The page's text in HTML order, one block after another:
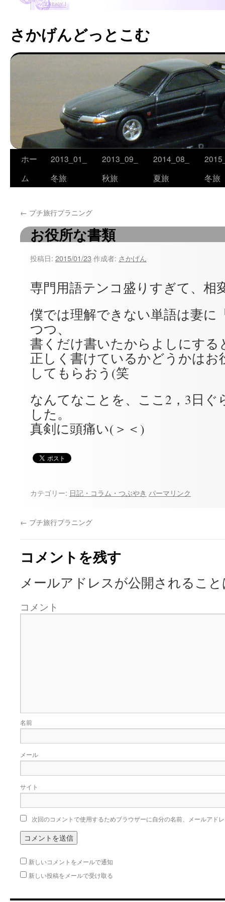
さかげんどっとこむ
コ
ン
ツ
ホー
ム
2013_01_
冬旅
2013_09_
秋旅
2014_08_
夏旅
冬旅
← プチ旅行プラニング
お役所な書類
投稿日: 2015/01/23 作成者: さかげん
専門用語テンコ盛りすぎて、相
僕では理解できない単語は妻に
つつ、
書くだけ書いたからよしにする
正しく書けているかどうかはお
してもらおう(笑
なんてなことを、ここ2，3日
した。
真剣に頭痛い(＞＜)
カテゴリー: 日記・コラム・つぶやき パーマリンク
← プチ旅行プラニング
コメントを残す
メールアドレスが公開されるこ
コメント
名前
メール
サイト
次回のコメントで使用するためブラウザーに自分の名前、メールアド
新しいコメントをメールで通知
新しい投稿をメールで受け取る